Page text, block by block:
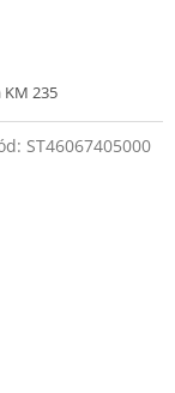
KM 235
ST46067405000